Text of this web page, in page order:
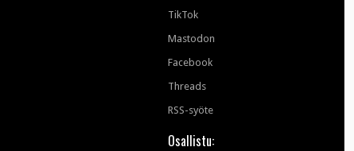
TikTok
Mastodon
Facebook
Threads
RSS-syöte
Osallistu: